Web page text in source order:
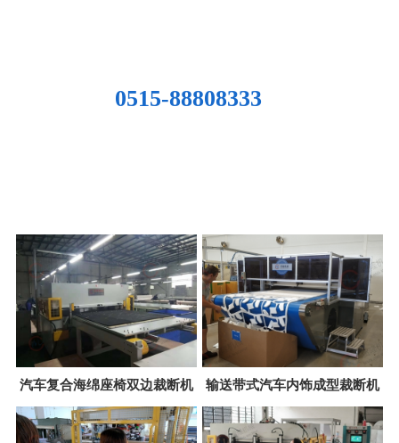
0515-88808333
汽车复合海绵座椅双边裁断机 输送带式汽车内饰成型裁断机